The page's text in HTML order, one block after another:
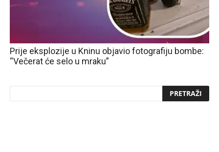
Prije eksplozije u Kninu objavio fotografiju bombe:
“Večerat će selo u mraku”